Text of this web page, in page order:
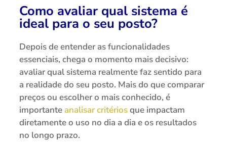
Como avaliar qual sistema é
ideal para o seu posto?
Depois de entender as funcionalidades
essenciais, chega o momento mais decisivo:
avaliar qual sistema realmente faz sentido para
a realidade do seu posto. Mais do que comparar
preços ou escolher o mais conhecido, é
importanteanalisar critériosque impactam
diretamente o uso no dia a dia e os resultados
no longo prazo.